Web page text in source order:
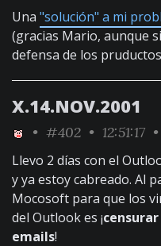
Una "solución" a mi
(gracias Mario, aunque
defensa de los
X.14.NOV.2001
• #402 • 12:51:17 •
Llevo 2 días con el
y ya estoy cabreado. Al
Mocosoft para que los
del Outlook es ¡
emails!